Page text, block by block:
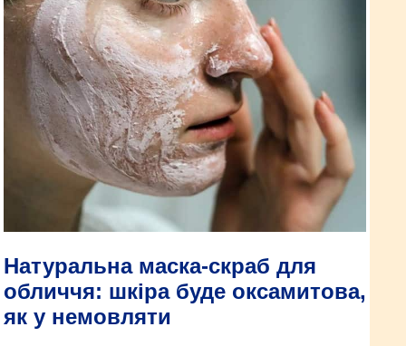
Натуральна маска-скраб для
обличчя: шкіра буде оксамитова,
як у немовляти